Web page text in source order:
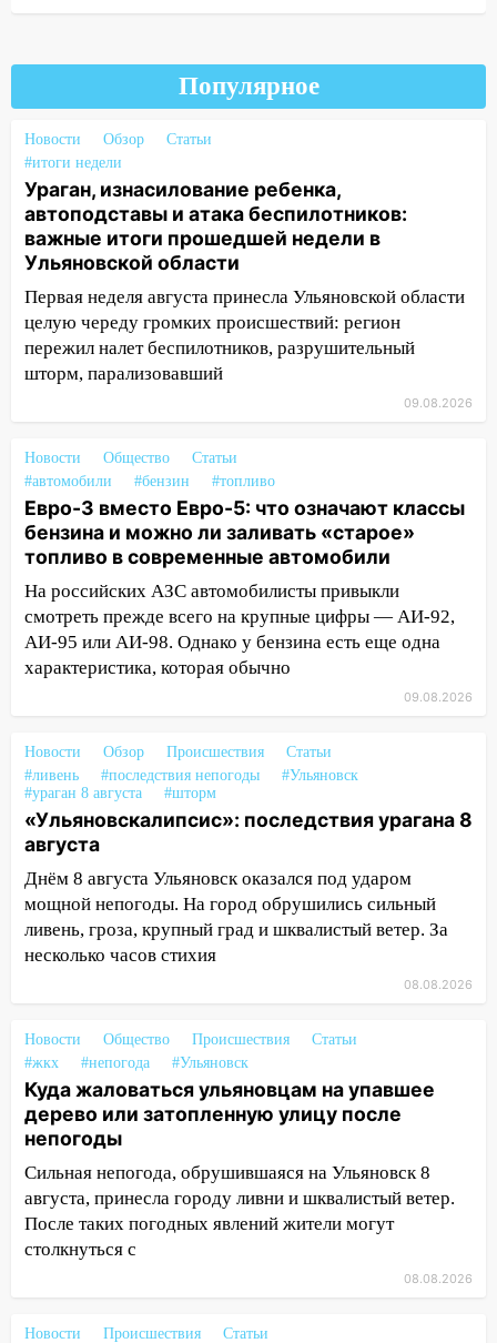
20:10 Во время урагана в Ульяновске на
Волге перевернулась лодка
19:55
В Ульяновске упавшее дерево
заблокировало в машине двух женщин
17:15
В Ульяновской области
ремонтируют девять мостов: один уже
готов, ещё два — почти завершены
17:00
«Ульяновскалипсис»: последствия
урагана 8 августа
16:38 Прогноз погоды в Ульяновской
области на 9 августа
время»
16:17
Мелекесский район первым в
Ульяновской области намолотил более
100 тысяч тонн зерна
15:17 В колледжи и техникумы
Ульяновской области подали более 10
тысяч заявлений
15:04
Фоторепортаж с улиц Ульяновска
14:28
Ураган вырвал остановку на улице
Деева в Заволжье
14:26 Жители Ульяновска сами
пытаются расчистить ливнёвки, не
дождавшись коммунальщиков
14:16 Шторм продолжает ломать город:
на улице Любови Шевцовой рухнул
мошенники под видом преподавателя
14:12 Куда жаловаться ульяновцам на
упавшее дерево или затопленную улицу
после непогоды
13:59 В Новом городе ураганным
ветром сорвало опалубку со
строящегося дома
13:54
В мэрии Ульяновска рассказали,
Популярное
Новости Обзор
Статьи
#итоги недели
Ураган, изнасилование ребенка,
автоподставы и атака беспилотников:
важные итоги прошедшей недели в
Ульяновской области
Первая неделя августа принесла Ульяновской области
целую череду громких происшествий: регион
пережил налет беспилотников, разрушительный
шторм, парализовавший
09.08.2026
Новости Общество
Статьи
#автомобили
#бензин #топливо
Евро-3 вместо Евро-5: что означают классы
бензина и можно ли заливать «старое»
топливо в современные автомобили
На российских АЗС автомобилисты привыкли
смотреть прежде всего на крупные цифры — АИ-92,
АИ-95 или АИ-98. Однако у бензина есть еще одна
характеристика, которая обычно
09.08.2026
Новости Обзор Происшествия
Статьи
#ливень
#последствия непогоды
#Ульяновск
#ураган 8 августа
#шторм
«Ульяновскалипсис»: последствия урагана 8
августа
Днём 8 августа Ульяновск оказался под ударом
мощной непогоды. На город обрушились сильный
ливень, гроза, крупный град и шквалистый ветер. За
несколько часов стихия
08.08.2026
Новости Общество Происшествия
Статьи
#жкх
#непогода #Ульяновск
Куда жаловаться ульяновцам на упавшее
дерево или затопленную улицу после
непогоды
Сильная непогода, обрушившаяся на Ульяновск 8
августа, принесла городу ливни и шквалистый ветер.
После таких погодных явлений жители могут
столкнуться с
08.08.2026
Новости Происшествия
Статьи